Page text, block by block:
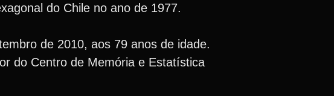
do Chile no ano de 1977.
de 2010, aos 79 anos de idade.
do Centro de Memória e Estatística